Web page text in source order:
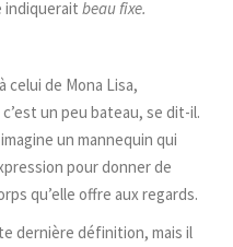
indiquerait beau fixe.
celui de Mona Lisa,
un peu bateau, se dit-il.
un mannequin qui
pour donner de
qu’elle offre aux regards.
dernière définition, mais il